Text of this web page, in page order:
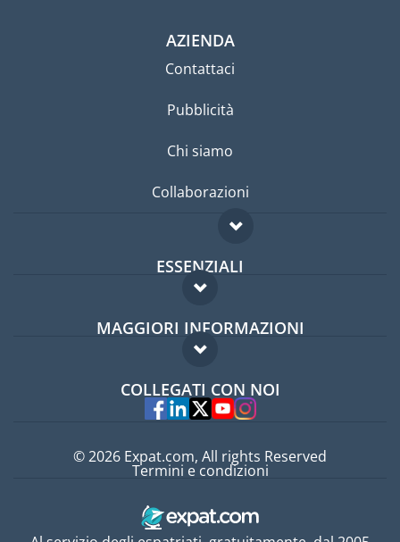
AZIENDA
Contattaci
Pubblicità
Chi siamo
Collaborazioni
ESSENZIALI
Forum per expat
Guida per expat
MAGGIORI INFORMAZIONI
Domande frequenti
Esperti
COLLEGATI CON NOI
© 2026 Expat.com, All rights Reserved
Termini e condizioni